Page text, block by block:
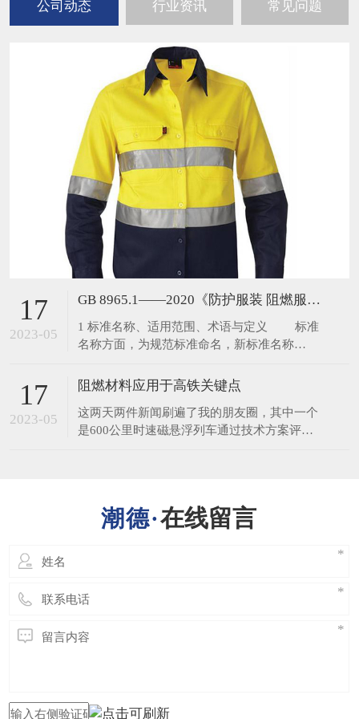
公司动态 行业资讯 常见问题
17
2023-05
GB 8965.1——2020《防护服装 阻燃服》的解析
1 标准名称、适用范围、术语与定义 标准
名称方面，为规范标准命名，新标准名称
为“防护服装阻燃服”，标准命名更加规范。
适用范围方面，新标准删除“熔融金属附
近操作”场所，“有易燃物质并有发火危险的场
所”修订为“有易燃物质并有轰燃风险的场
17
2023-05
阻燃材料应用于高铁关键点
​这两天两件新闻刷遍了我的朋友圈，其中一个
是600公里时速磁悬浮列车通过技术方案评
燃剂若要应用在轨道交通车辆上，除了满足强
在线留言